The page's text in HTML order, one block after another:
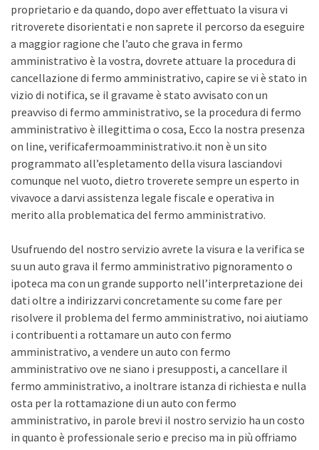
proprietario e da quando, dopo aver effettuato la visura vi
ritroverete disorientati e non saprete il percorso da eseguire
a maggior ragione che l’auto che grava in fermo
amministrativo è la vostra, dovrete attuare la procedura di
cancellazione di fermo amministrativo, capire se vi è stato in
vizio di notifica, se il gravame è stato avvisato con un
preavviso di fermo amministrativo, se la procedura di fermo
amministrativo è illegittima o cosa, Ecco la nostra presenza
on line, verificafermoamministrativo.it non è un sito
programmato all’espletamento della visura lasciandovi
comunque nel vuoto, dietro troverete sempre un esperto in
vivavoce a darvi assistenza legale fiscale e operativa in
merito alla problematica del fermo amministrativo.
Usufruendo del nostro servizio avrete la visura e la verifica se
su un auto grava il fermo amministrativo pignoramento o
ipoteca ma con un grande supporto nell’interpretazione dei
dati oltre a indirizzarvi concretamente su come fare per
risolvere il problema del fermo amministrativo, noi aiutiamo
i contribuenti a rottamare un auto con fermo
amministrativo, a vendere un auto con fermo
amministrativo ove ne siano i presupposti, a cancellare il
fermo amministrativo, a inoltrare istanza di richiesta e nulla
osta per la rottamazione di un auto con fermo
amministrativo, in parole brevi il nostro servizio ha un costo
in quanto è professionale serio e preciso ma in più offriamo